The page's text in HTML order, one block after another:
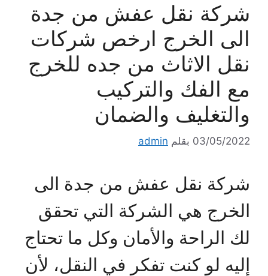
شركة نقل عفش من جدة
الى الخرج ارخص شركات
نقل الاثاث من جده للخرج
مع الفك والتركيب
والتغليف والضمان
03/05/2022 بقلم admin
شركة نقل عفش من جدة الى
الخرج هي الشركة التي تحقق
لك الراحة والأمان وكل ما تحتاج
إليه لو كنت تفكر في النقل، لأن